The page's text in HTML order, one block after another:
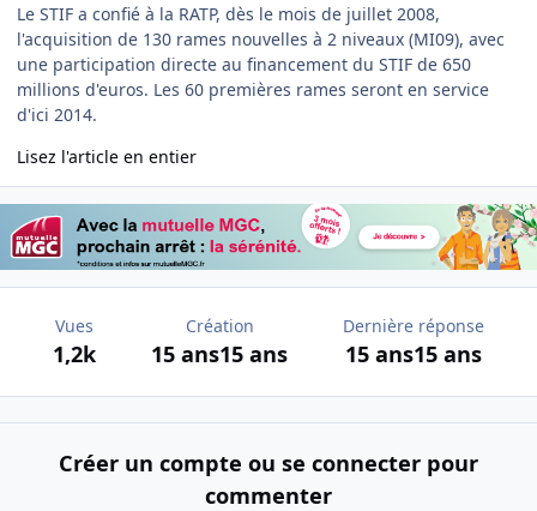
Le STIF a confié à la RATP, dès le mois de juillet 2008,
l'acquisition de 130 rames nouvelles à 2 niveaux (MI09), avec
une participation directe au financement du STIF de 650
millions d'euros. Les 60 premières rames seront en service
d'ici 2014.
Lisez l'article en entier
Vues
1,2k
Création
15 ans15 ans
Dernière réponse
15 ans15 ans
Créer un compte ou se connecter pour
commenter